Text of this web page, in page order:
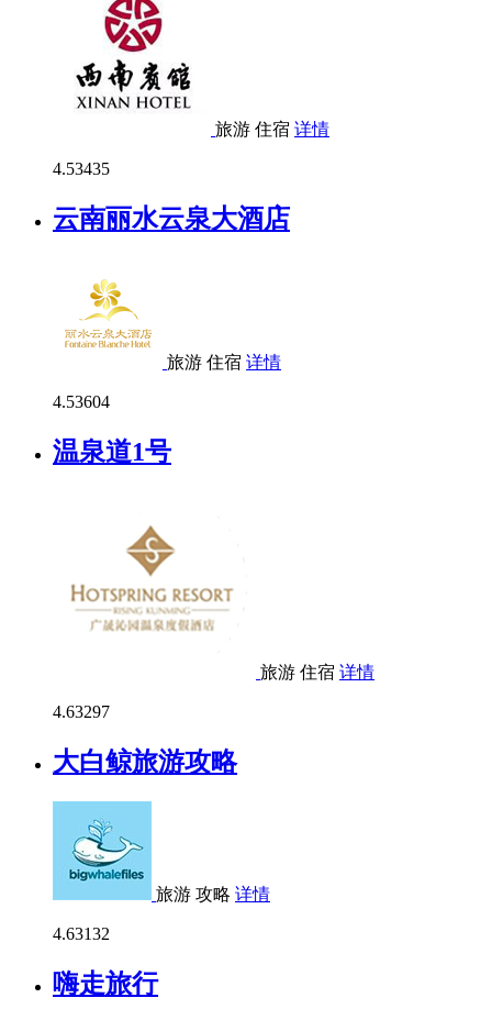
旅游 住宿 详情
4.53435
云南丽水云泉大酒店
旅游 住宿 详情
4.53604
温泉道1号
旅游 住宿 详情
4.63297
大白鲸旅游攻略
旅游 攻略 详情
4.63132
嗨走旅行